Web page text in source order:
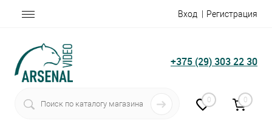
Вход Регистрация
+375 (29) 303 22 30
0 0